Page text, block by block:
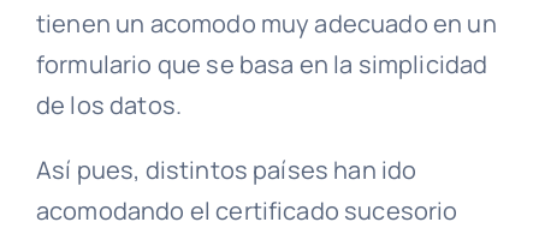
tienen un acomodo muy adecuado en un
formulario que se basa en la simplicidad
de los datos.
Así pues, distintos países han ido
acomodando el certificado sucesorio